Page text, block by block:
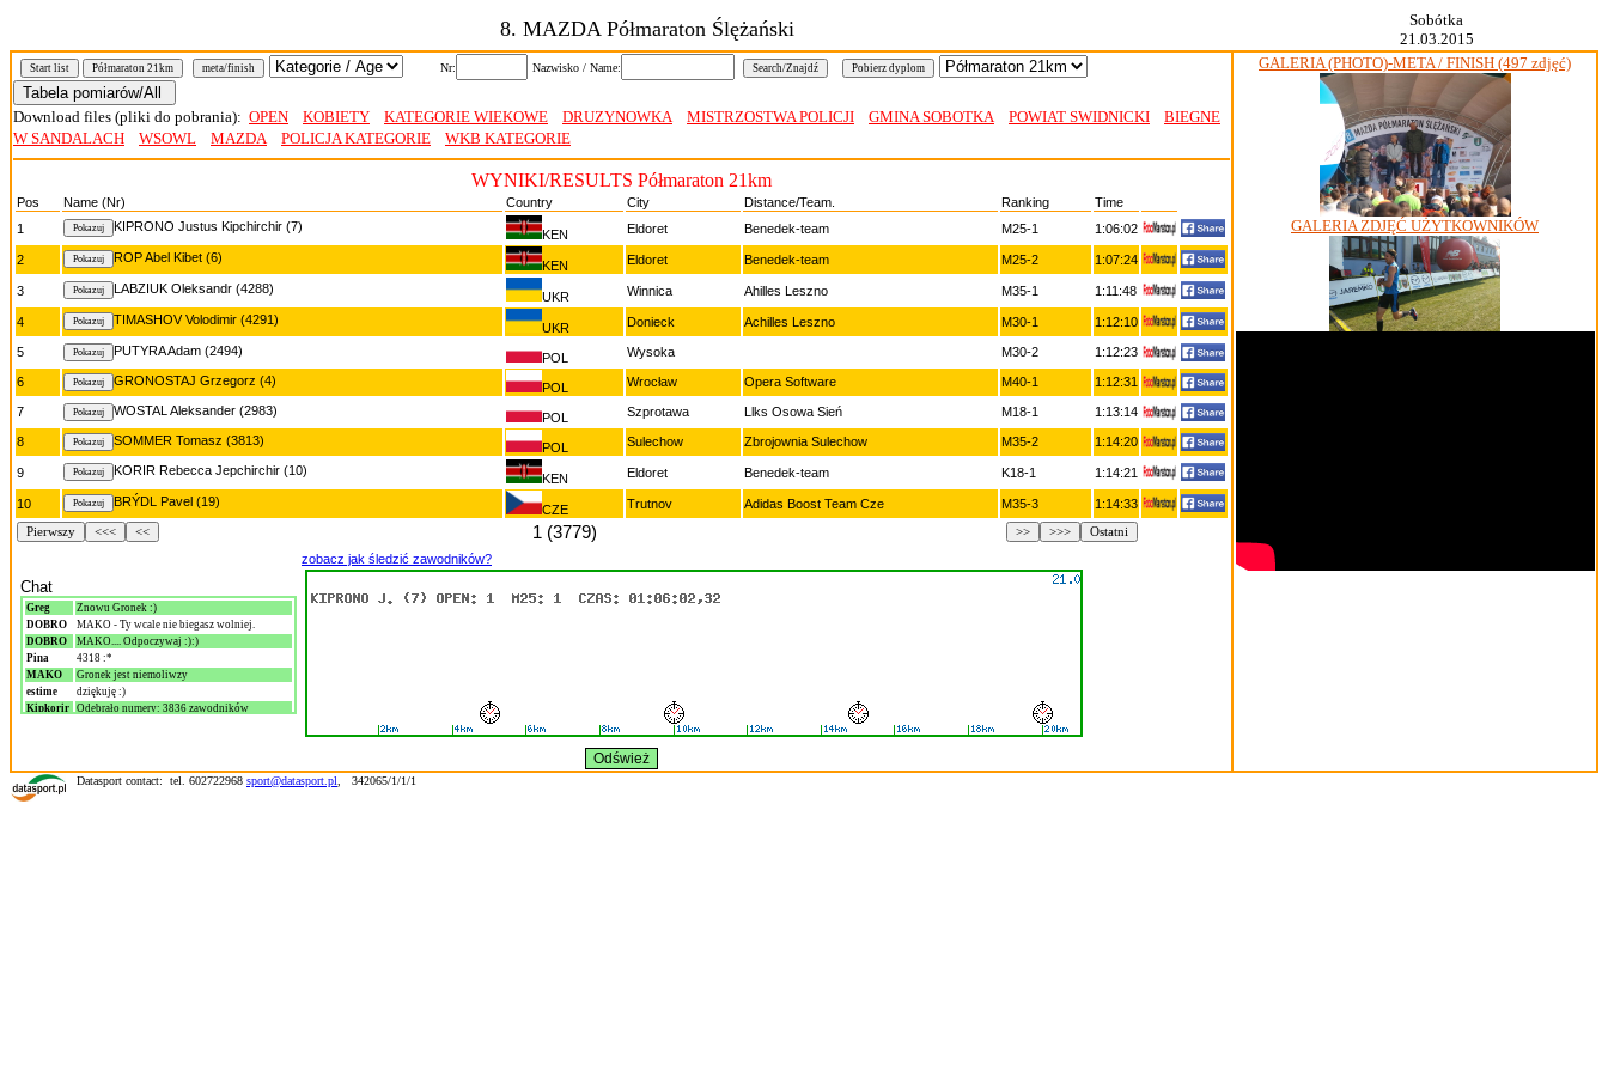
8. MAZDA Półmaraton Ślężański
Sobótka
21.03.2015
Start list Półmaraton 21km meta/finish Nr: Nazwisko / Name:
Download files (pliki do pobrania): OPEN KOBIETY KATEGORIE WIEKOWE DRUZYNOWKA MISTRZOSTWA POLICJI GMINA SOBOTKA POWIAT SWIDNICKI
BIEGNE
W SANDALACH
WSOWL MAZDA POLICJA KATEGORIE WKB KATEGORIE
WYNIKI/RESULTS Półmaraton 21km
Pos Name (Nr) Country City Distance/Team. Ranking
Time
1
KIPRONO Justus Kipchirchir (7)
KEN Eldoret Benedek-team M25-1 1:06:02
2 ROP Abel Kibet (6)
KEN Eldoret Benedek-team M25-2 1:07:24
3 LABZIUK Oleksandr (4288)
UKR Winnica Ahilles Leszno M35-1 1:11:48
4 TIMASHOV Volodimir (4291)
UKR Donieck Achilles Leszno M30-1 1:12:10
5 PUTYRA Adam (2494) POL Wysoka M30-2 1:12:23
6 GRONOSTAJ Grzegorz (4) POL Wrocław Opera Software M40-1 1:12:31
7 WOSTAL Aleksander (2983) POL Szprotawa Llks Osowa Sień M18-1 1:13:14
8 SOMMER Tomasz (3813) POL Sulechow Zbrojownia Sulechow M35-2 1:14:20
9 KORIR Rebecca Jepchirchir (10)
KEN Eldoret Benedek-team K18-1 1:14:21
10 BRÝDL Pavel (19)
CZE Trutnov Adidas Boost Team Cze M35-3 1:14:33
Pierwszy <<< << 1 (3779) Ostatni
>>>
>>
Chat
Greg
Znowu Gronek :)
DOBRO
MAKO - Ty wcale nie biegasz wolniej.
DOBRO
MAKO.... Odpoczywaj :):)
Pina
4318 :*
MAKO
Gronek jest niemoliwzy
estime
dziękuję :)
Kipkorir Odebrało numery: 3836 zawodników
olej
na 5 km już 3 tyś. biegaczy
zobacz jak śledzić zawodników?
GALERIA (PHOTO)-META / FINISH (497 zdjęć)
GALERIA ZDJĘĆ UŻYTKOWNIKÓW
Datasport contact: tel. 602722968 sport@datasport.pl 342065/1/1/1